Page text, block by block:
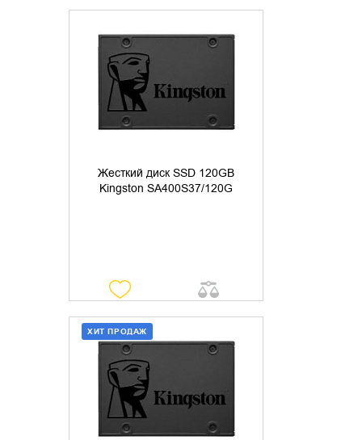
Жесткий диск SSD 120GB
Kingston SA400S37/120G
УТОЧНИТЬ НАЛИЧИЕ
ХИТ ПРОДАЖ
ДОБАВИТЬ В КОРЗИНУ
КУПИТЬ В 1 КЛИК